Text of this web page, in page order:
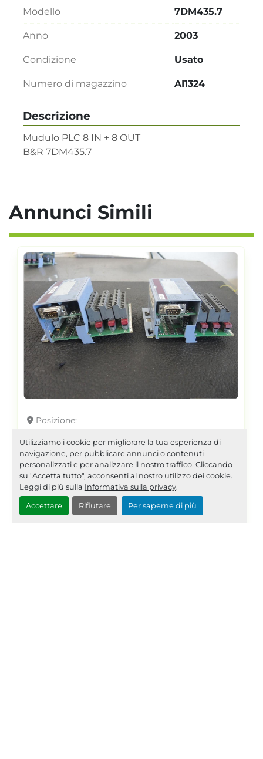
Utilizziamo i cookie per migliorare la tua esperienza di
navigazione, per pubblicare annunci o contenuti
personalizzati e per analizzare il nostro traffico. Cliccando
su "Accetta tutto", acconsenti al nostro utilizzo dei cookie.
Leggi di più sulla Informativa sulla privacy.
Accettare Rifiutare Per saperne di più
Descrizione
Mudulo PLC 8 IN + 8 OUT
B&R 7DM435.7
Modello 7DM435.7
Anno 2003
Condizione Usato
Numero di magazzino AI1324
Annunci Simili
Posizione
B&R 7DM435.7 AI3154
N.2 moduli IN/OUT dettagli